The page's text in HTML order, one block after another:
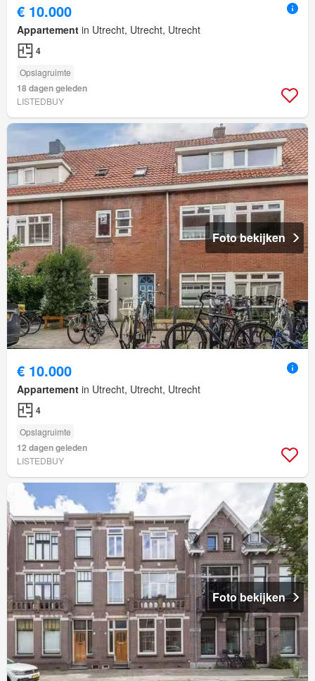
€ 10.000
Appartement in Utrecht, Utrecht, Utrecht
4
Opslagruimte
18 dagen geleden
LISTEDBUY
Foto bekijken
€ 10.000
Appartement in Utrecht, Utrecht, Utrecht
4
Opslagruimte
12 dagen geleden
LISTEDBUY
Foto bekijken